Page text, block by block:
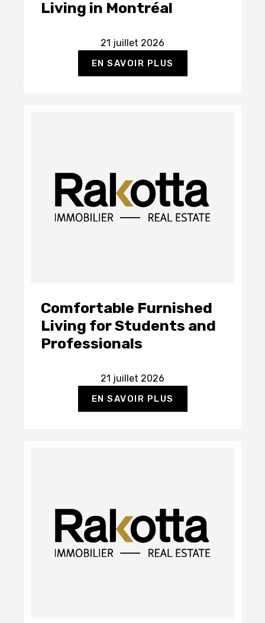
Living in Montréal
21 juillet 2026
EN SAVOIR PLUS
Comfortable Furnished
Living for Students and
Professionals
21 juillet 2026
EN SAVOIR PLUS